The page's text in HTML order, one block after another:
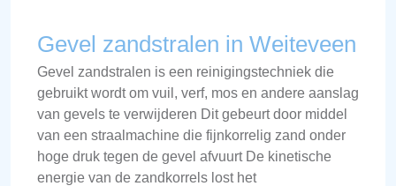
Gevel zandstralen in Weiteveen
Gevel zandstralen is een reinigingstechniek die
gebruikt wordt om vuil, verf, mos en andere aanslag
van gevels te verwijderen Dit gebeurt door middel
van een straalmachine die fijnkorrelig zand onder
hoge druk tegen de gevel afvuurt De kinetische
energie van de zandkorrels lost het